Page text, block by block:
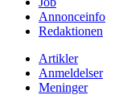
Annonceinfo
Redaktionen
Artikler
Anmeldelser
Meninger